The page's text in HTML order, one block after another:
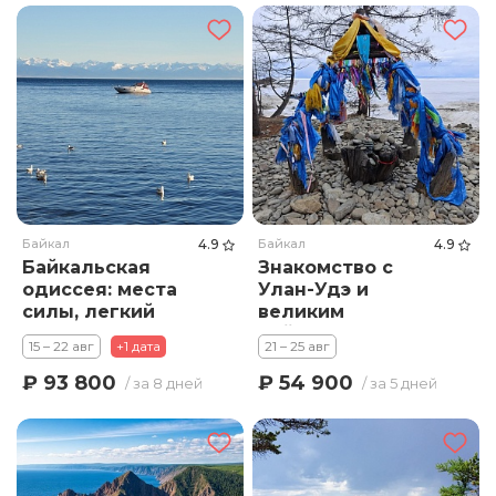
Байкал 4.9
Байкальская
одиссея: места
силы, легкий
треккинг и
путешествие.
Много экскурсий и
Комфорт-тур
15 – 22 авг +1 дата
₽ 93 800 / за 8 дней
Байкал 4.9
Знакомство с
Улан-Удэ и
великим
Байкалом
21 – 25 авг
₽ 54 900 / за 5 дней